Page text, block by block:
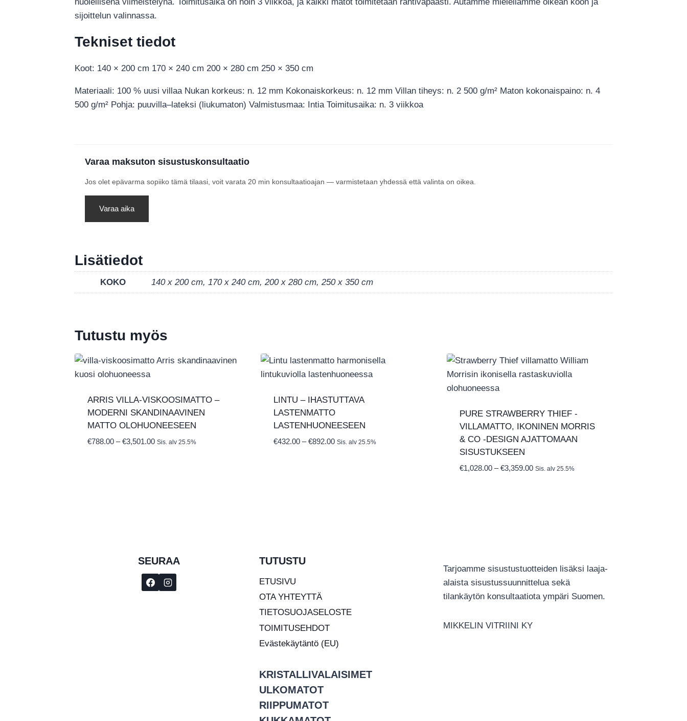
huolellisena viimeistelynä. Toimitusaika on noin 3 viikkoa, ja kaikki matot toimitetaan rahtivapaasti. Autamme mielellämme oikean koon ja
sijoittelun valinnassa.
Tekniset tiedot
Koot: 140 × 200 cm 170 × 240 cm 200 × 280 cm 250 × 350 cm
Materiaali: 100 % uusi villaa Nukan korkeus: n. 12 mm Kokonaiskorkeus: n. 12 mm Villan tiheys: n. 2 500 g/m² Maton kokonaispaino: n. 4
500 g/m² Pohja: puuvilla–lateksi (liukumaton) Valmistusmaa: Intia Toimitusaika: n. 3 viikkoa
Varaa maksuton sisustuskonsultaatio
Jos olet epävarma sopiiko tämä tilaasi, voit varata 20 min konsultaatioajan — varmistetaan yhdessä että valinta on oikea.
Varaa aika
Lisätiedot
KOKO 140 x 200 cm, 170 x 240 cm, 200 x 280 cm, 250 x 350 cm
Tutustu myös
ARRIS VILLA-VISKOOSIMATTO –
MODERNI SKANDINAAVINEN
MATTO OLOHUONEESEEN
€788.00 – €3,501.00Hintaluokka:
Sis. alv 25.5%
LINTU – IHASTUTTAVA
LASTENMATTO
LASTENHUONEESEEN
€432.00 – €892.00Hintaluokka:
Sis. alv 25.5%
PURE STRAWBERRY THIEF ‑
VILLAMATTO, IKONINEN MORRIS
& CO ‑DESIGN AJATTOMAAN
SISUSTUKSEEN
€1,028.00 – €3,359.00Hintaluokka:
Sis. alv 25.5%
SEURAA TUTUSTU
ETUSIVU
OTA YHTEYTTÄ
TIETOSUOJASELOSTE
TOIMITUSEHDOT
Evästekäytäntö (EU)
KRISTALLIVALAISIMET
ULKOMATOT
RIIPPUMATOT
Tarjoamme sisustustuotteiden lisäksi laaja-
alaista sisustussuunnittelua sekä
tilankäytön konsultaatiota ympäri Suomen.
MIKKELIN VITRIINI KY